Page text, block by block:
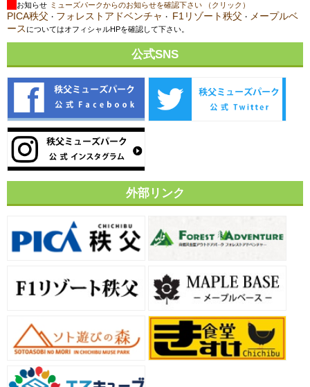
お知らせ ミューズパークからのお知らせを確認下さい （クリック）
PICA秩父 ・ フォレストアドベンチャ ・ F1リゾート秩父 ・ メープルベ
ース についてはオフィシャルHPを確認して下さい。
公式SNS
外部リンク